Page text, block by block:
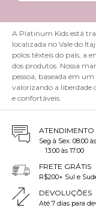
A Platinum Kids está
localizada no Vale do
polos têxteis do país, a
dos produtos. Nossa
pessoa, baseada em
valorizando a liberdade
e confortáveis.
ATENDIMENTO
Seg à Sex: 08:00
13:00 às 17:00
FRETE GRÁTIS
R$200+ Sul e
DEVOLUÇÕES
Até 7 dias para